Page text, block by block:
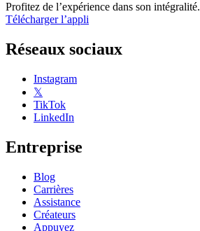
Profitez de l’expérience dans son intégralité.
Télécharger l’appli
Réseaux sociaux
Instagram
𝕏
TikTok
LinkedIn
Entreprise
Blog
Carrières
Assistance
Créateurs
Appuyez